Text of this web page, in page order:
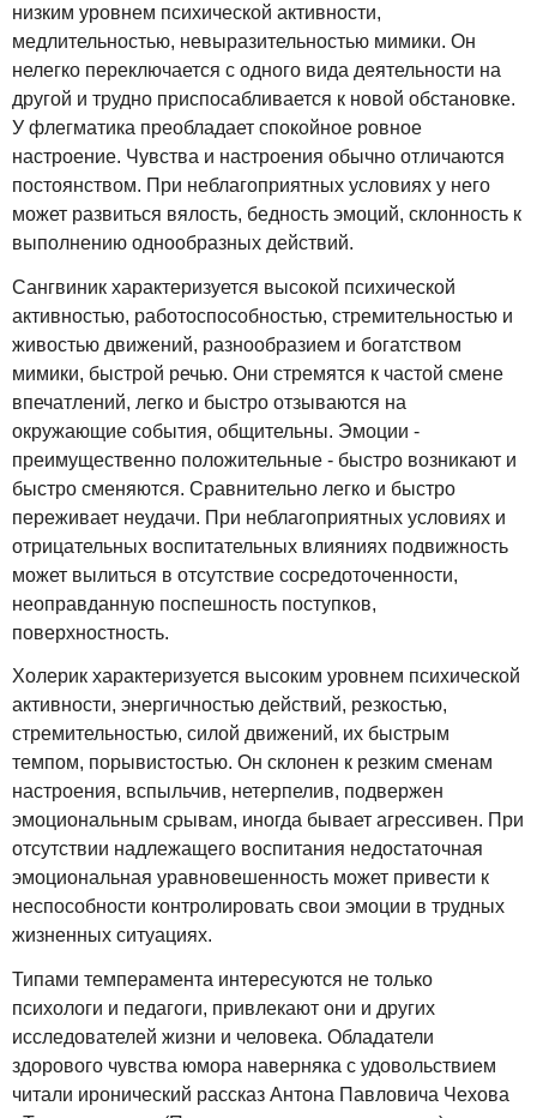
низким уровнем психической активности,
медлительностью, невыразительностью мимики. Он
нелегко переключается с одного вида деятельности на
другой и трудно приспосабливается к новой обстановке.
У флегматика преобладает спокойное ровное
настроение. Чувства и настроения обычно отличаются
постоянством. При неблагоприятных условиях у него
может развиться вялость, бедность эмоций, склонность к
выполнению однообразных действий.
Сангвиник характеризуется высокой психической
активностью, работоспособностью, стремительностью и
живостью движений, разнообразием и богатством
мимики, быстрой речью. Они стремятся к частой смене
впечатлений, легко и быстро отзываются на
окружающие события, общительны. Эмоции -
преимущественно положительные - быстро возникают и
быстро сменяются. Сравнительно легко и быстро
переживает неудачи. При неблагоприятных условиях и
отрицательных воспитательных влияниях подвижность
может вылиться в отсутствие сосредоточенности,
неоправданную поспешность поступков,
поверхностность.
Холерик характеризуется высоким уровнем психической
активности, энергичностью действий, резкостью,
стремительностью, силой движений, их быстрым
темпом, порывистостью. Он склонен к резким сменам
настроения, вспыльчив, нетерпелив, подвержен
эмоциональным срывам, иногда бывает агрессивен. При
отсутствии надлежащего воспитания недостаточная
эмоциональная уравновешенность может привести к
неспособности контролировать свои эмоции в трудных
жизненных ситуациях.
Типами темперамента интересуются не только
психологи и педагоги, привлекают они и других
исследователей жизни и человека. Обладатели
здорового чувства юмора наверняка с удовольствием
читали иронический рассказ Антона Павловича Чехова